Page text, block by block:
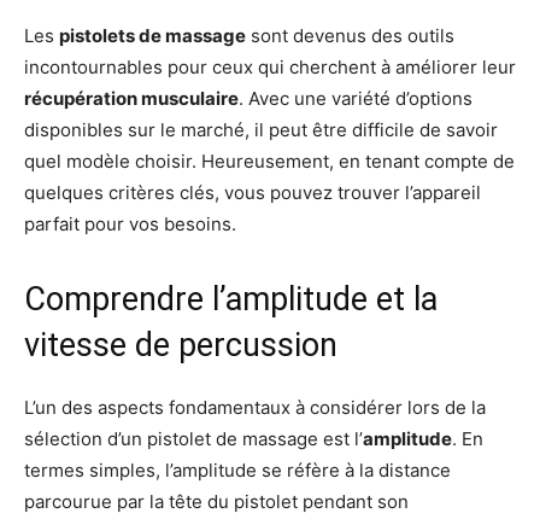
Les pistolets de massage sont devenus des outils
incontournables pour ceux qui cherchent à améliorer leur
récupération musculaire. Avec une variété d’options
disponibles sur le marché, il peut être difficile de savoir
quel modèle choisir. Heureusement, en tenant compte de
quelques critères clés, vous pouvez trouver l’appareil
parfait pour vos besoins.
Comprendre l’amplitude et la
vitesse de percussion
L’un des aspects fondamentaux à considérer lors de la
sélection d’un pistolet de massage est l’amplitude. En
termes simples, l’amplitude se réfère à la distance
parcourue par la tête du pistolet pendant son